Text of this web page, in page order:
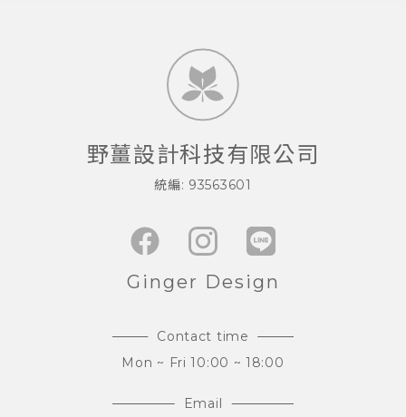
啟動時，釐清「哪裡有雷」，但是專案的「拆雷任
務」，其實仰賴窗口和外部團隊攜手合作，一起解
決。在專案過程裡，窗口花費的溝通心力，其實不亞
於外部團隊。專案的成功，是兩邊共同努力的結果。
因此，找對能好好的釐清專案需求和確實表達，也是
法挖掘客戶的需求，只要借助窗口分享內部文化運作
內溝通 「交付給專業」這張擋箭牌，建議使用在內部
政治問題時候。比如說 ，某主管喜歡唱反調，那使用
野薑設計科技有限公司
統編: 93563601
Ginger Design
Contact time
Mon ~ Fri 10:00 ~ 18:00
Email